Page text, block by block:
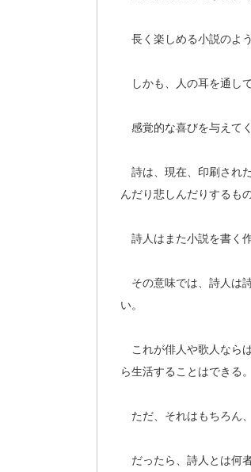
長く楽しめる小説のよ
しかも、人の耳を通し
感覚的な喜びを与えて
詩は、現在、印刷され
んだり悲しんだりするも
詩人はまた小説を書く
その意味では、詩人は
い。
これが俳人や歌人なら
ら生活することはできる。
ただ、それはもちろん
だったら、詩人とは何者